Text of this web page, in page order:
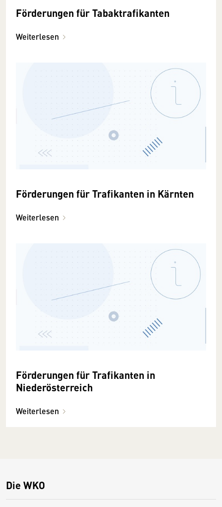
Förderungen für Tabaktrafikanten
Weiterlesen
Förderungen für Trafikanten in Kärnten
Weiterlesen
Förderungen für Trafikanten in
Niederösterreich
Weiterlesen
Die WKO